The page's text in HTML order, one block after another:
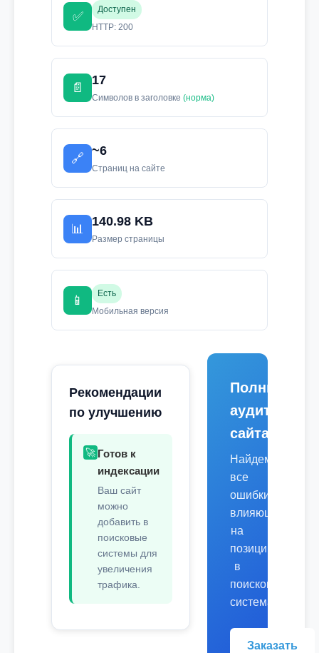
✅
Доступен
HTTP: 200
📄
17
Символов в заголовке (норма)
🔗
~6
Страниц на сайте
📊
140.98 KB
Размер страницы
📱
Есть
Мобильная версия
Рекомендации
по улучшению
🚀 Готов к
индексации
Ваш сайт
можно
добавить в
поисковые
системы для
увеличения
трафика.
Полный
аудит
сайта
Найдем
все
ошибки,
влияющие
на
позиции
в
поисковых
системах.
Заказать